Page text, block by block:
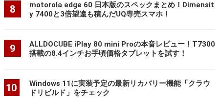
8
motorola edge 60 日本版のスペックまとめ！Dimensit
y 7400と3倍望遠も積んだUQ専売スマホ！
9
ALLDOCUBE iPlay 80 mini Proの本音レビュー！T7300
搭載の8.4インチお手頃価格タブレットを試す！
10
Windows 11に実装予定の最新リカバリー機能「クラウ
ドリビルド」をチェック